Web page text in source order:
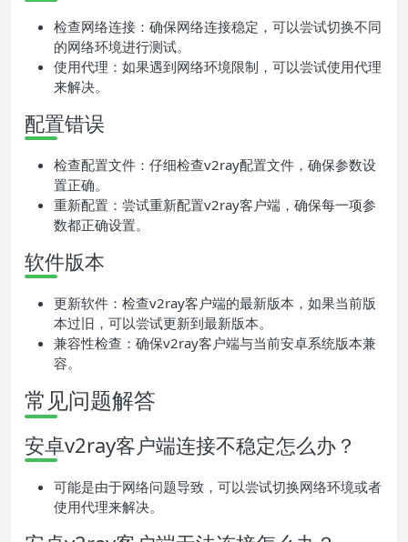
检查网络连接：确保网络连接稳定，可以尝试切换不同
的网络环境进行测试。
使用代理：如果遇到网络环境限制，可以尝试使用代理
来解决。
配置错误
检查配置文件：仔细检查v2ray配置文件，确保参数设
置正确。
重新配置：尝试重新配置v2ray客户端，确保每一项参
数都正确设置。
软件版本
更新软件：检查v2ray客户端的最新版本，如果当前版
本过旧，可以尝试更新到最新版本。
兼容性检查：确保v2ray客户端与当前安卓系统版本兼
容。
常见问题解答
安卓v2ray客户端连接不稳定怎么办？
可能是由于网络问题导致，可以尝试切换网络环境或者
使用代理来解决。